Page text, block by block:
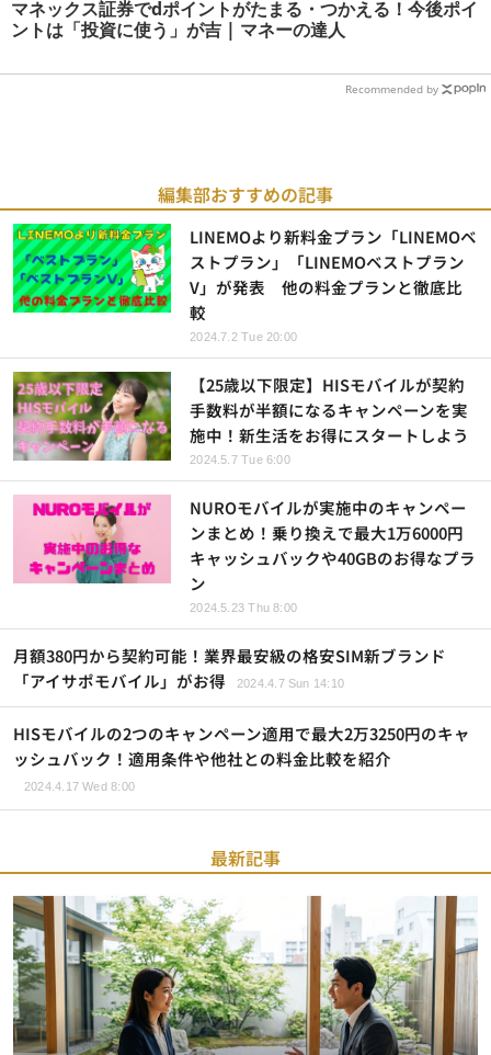
マネックス証券でdポイントがたまる・つかえる！今後ポイ
ントは「投資に使う」が吉 | マネーの達人
Recommended by
編集部おすすめの記事
LINEMOより新料金プラン「LINEMOベ
ストプラン」「LINEMOベストプラン
V」が発表 他の料金プランと徹底比
較
2024.7.2 Tue 20:00
【25歳以下限定】HISモバイルが契約
手数料が半額になるキャンペーンを実
施中！新生活をお得にスタートしよう
2024.5.7 Tue 6:00
NUROモバイルが実施中のキャンペー
ンまとめ！乗り換えで最大1万6000円
キャッシュバックや40GBのお得なプラ
ン
2024.5.23 Thu 8:00
月額380円から契約可能！業界最安級の格安SIM新ブランド
「アイサポモバイル」がお得
2024.4.7 Sun 14:10
HISモバイルの2つのキャンペーン適用で最大2万3250円のキャ
ッシュバック！適用条件や他社との料金比較を紹介
2024.4.17 Wed 8:00
最新記事